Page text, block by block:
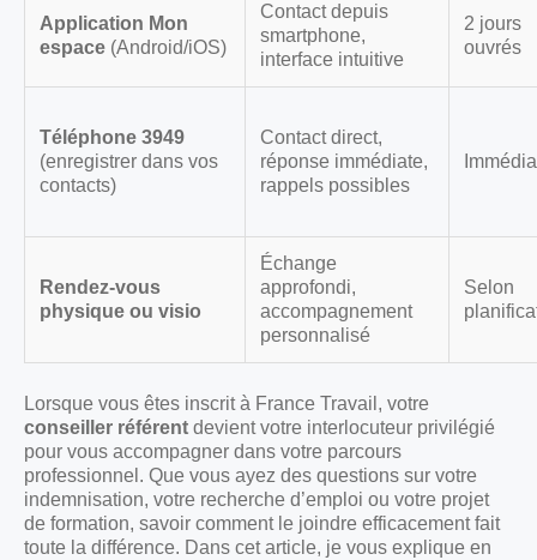
Application Mon
espace (Android/iOS)
Contact depuis
smartphone,
interface intuitive
2 jours
ouvrés
Téléphone 3949
(enregistrer dans vos
contacts)
Contact direct,
réponse immédiate,
rappels possibles
Rendez-vous
physique ou visio
Échange
approfondi,
accompagnement
personnalisé
Selon
Lorsque vous êtes inscrit à France Travail, votre
conseiller référent devient votre interlocuteur privilégié
pour vous accompagner dans votre parcours
professionnel. Que vous ayez des questions sur votre
indemnisation, votre recherche d’emploi ou votre projet
de formation, savoir comment le joindre efficacement fait
toute la différence. Dans cet article, je vous explique en